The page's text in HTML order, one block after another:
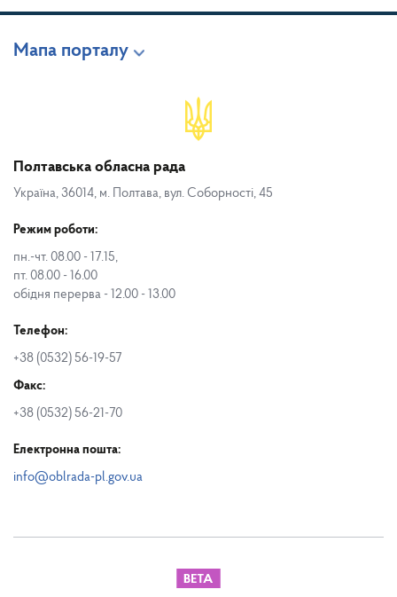
Мапа порталу
Полтавська обласна рада
Україна, 36014, м. Полтава, вул. Соборності, 45
Режим роботи:
пн.-чт. 08.00 - 17.15,
пт. 08.00 - 16.00
обідня перерва - 12.00 - 13.00
Телефон:
+38 (0532) 56-19-57
Факс:
+38 (0532) 56-21-70
Електронна пошта:
info@oblrada-pl.gov.ua